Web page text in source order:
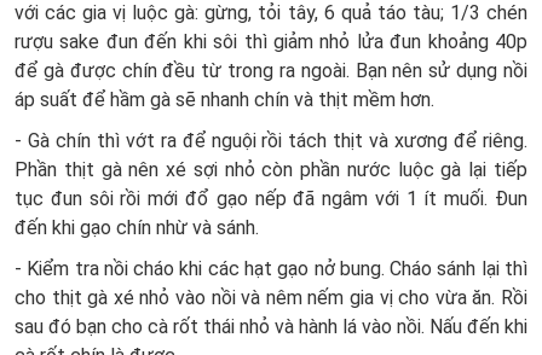
với các gia vị luộc gà: gừng, tỏi tây, 6 quả táo tàu; 1/3 chén
rượu sake đun đến khi sôi thì giảm nhỏ lửa đun khoảng 40p
để gà được chín đều từ trong ra ngoài. Bạn nên sử dụng nồi
áp suất để hầm gà sẽ nhanh chín và thịt mềm hơn.
- Gà chín thì vớt ra để nguội rồi tách thịt và xương để riêng.
Phần thịt gà nên xé sợi nhỏ còn phần nước luộc gà lại tiếp
tục đun sôi rồi mới đổ gạo nếp đã ngâm với 1 ít muối. Đun
đến khi gạo chín nhừ và sánh.
- Kiểm tra nồi cháo khi các hạt gạo nở bung. Cháo sánh lại thì
cho thịt gà xé nhỏ vào nồi và nêm nếm gia vị cho vừa ăn. Rồi
sau đó bạn cho cà rốt thái nhỏ và hành lá vào nồi. Nấu đến khi